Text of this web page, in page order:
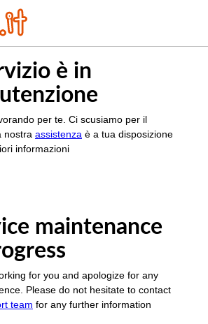
è in
per te. Ci scusiamo per il
nostra assistenza è a tua disposizione
informazioni
maintenance
for you and apologize for any
Please do not hesitate to contact
team for any further information